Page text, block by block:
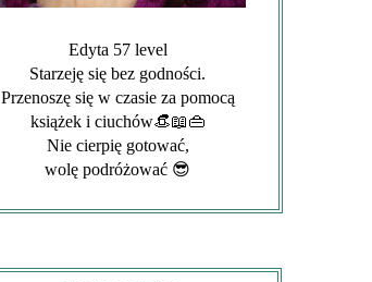
Edyta 57 level
Starzeję się bez godności.
Przenoszę się w czasie za pomocą
książek i ciuchów👒📖👜
Nie cierpię gotować,
wolę podróżować 😎